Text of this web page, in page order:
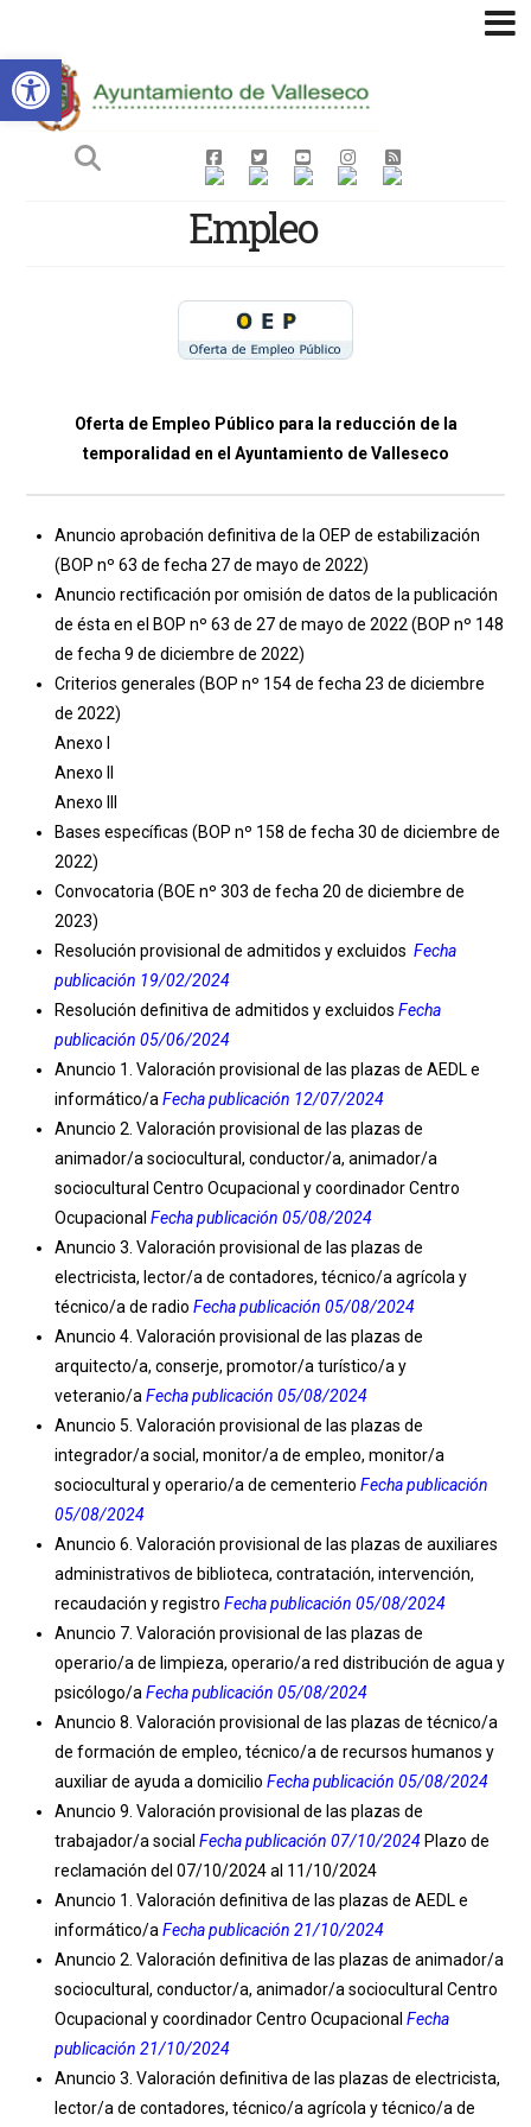
Abrir barra de herramientas
Ayuntamiento
de
Valleseco
Empleo
Oferta de Empleo Público para la reducción de la
temporalidad en el Ayuntamiento de Valleseco
Anuncio aprobación definitiva de la OEP de estabilización
(BOP nº 63 de fecha 27 de mayo de 2022)
Anuncio rectificación por omisión de datos de la publicación
de ésta en el BOP nº 63 de 27 de mayo de 2022 (BOP nº 148
de fecha 9 de diciembre de 2022)
Criterios generales (BOP nº 154 de fecha 23 de diciembre
de 2022)
Anexo I
Anexo II
Anexo III
Bases específicas (BOP nº 158 de fecha 30 de diciembre de
2022)
Convocatoria (BOE nº 303 de fecha 20 de diciembre de
2023)
Resolución provisional de admitidos y excluidos Fecha
publicación 19/02/2024
Resolución definitiva de admitidos y excluidos Fecha
publicación 05/06/2024
Anuncio 1. Valoración provisional de las plazas de AEDL e
informático/a Fecha publicación 12/07/2024
Anuncio 2. Valoración provisional de las plazas de
animador/a sociocultural, conductor/a, animador/a
sociocultural Centro Ocupacional y coordinador Centro
Ocupacional Fecha publicación 05/08/2024
Anuncio 3. Valoración provisional de las plazas de
electricista, lector/a de contadores, técnico/a agrícola y
técnico/a de radio Fecha publicación 05/08/2024
Anuncio 4. Valoración provisional de las plazas de
arquitecto/a, conserje, promotor/a turístico/a y
veteranio/a Fecha publicación 05/08/2024
Anuncio 5. Valoración provisional de las plazas de
integrador/a social, monitor/a de empleo, monitor/a
sociocultural y operario/a de cementerio Fecha publicación
05/08/2024
Anuncio 6. Valoración provisional de las plazas de auxiliares
administrativos de biblioteca, contratación, intervención,
recaudación y registro Fecha publicación 05/08/2024
Anuncio 7. Valoración provisional de las plazas de
operario/a de limpieza, operario/a red distribución de agua y
psicólogo/a Fecha publicación 05/08/2024
Anuncio 8. Valoración provisional de las plazas de técnico/a
de formación de empleo, técnico/a de recursos humanos y
auxiliar de ayuda a domicilio Fecha publicación 05/08/2024
Anuncio 9. Valoración provisional de las plazas de
trabajador/a social Fecha publicación 07/10/2024 Plazo de
reclamación del 07/10/2024 al 11/10/2024
Anuncio 1. Valoración definitiva de las plazas de AEDL e
informático/a Fecha publicación 21/10/2024
Anuncio 2. Valoración definitiva de las plazas de animador/a
sociocultural, conductor/a, animador/a sociocultural Centro
Ocupacional y coordinador Centro Ocupacional Fecha
publicación 21/10/2024
Anuncio 3. Valoración definitiva de las plazas de electricista,
lector/a de contadores, técnico/a agrícola y técnico/a de